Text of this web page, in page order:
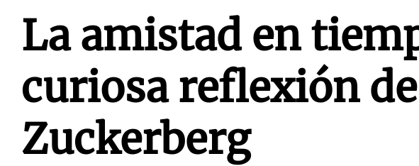
La amistad en
curiosa reflexión
Zuckerberg